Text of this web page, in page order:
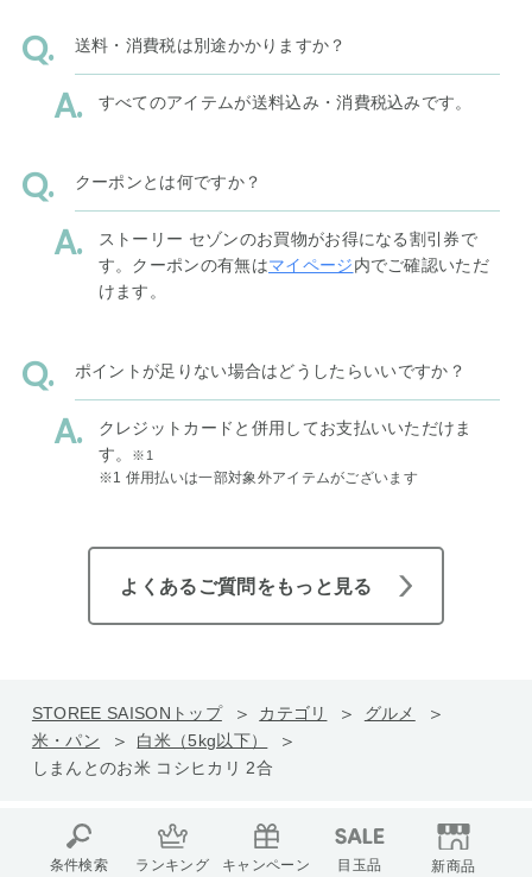
送料・消費税は別途かかりますか？
すべてのアイテムが送料込み・消費税込みです。
クーポンとは何ですか？
ストーリー セゾンのお買物がお得になる割引券で
す。クーポンの有無はマイページ内でご確認いただ
けます。
ポイントが足りない場合はどうしたらいいですか？
クレジットカードと併用してお支払いいただけま
す。
※1
※1 併用払いは一部対象外アイテムがございます
よくあるご質問をもっと見る
STOREE SAISONトップ カテゴリ
グルメ
米・パン
白米（5kg以下）
しまんとのお米 コシヒカリ 2合
条件検索 ランキング キャンペーン 目玉品 新商品